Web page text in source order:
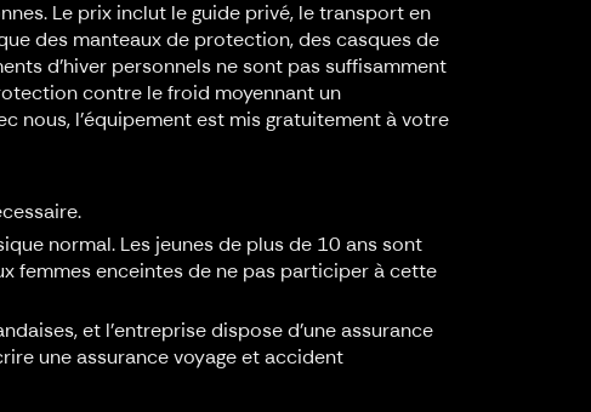
Le prix inclut le guide privé, le transport en
des manteaux de protection, des casques de
d’hiver personnels ne sont pas suffisamment
contre le froid moyennant un
nous, l’équipement est mis gratuitement à votre
normal. Les jeunes de plus de 10 ans sont
femmes enceintes de ne pas participer à cette
et l'entreprise dispose d'une assurance
une assurance voyage et accident